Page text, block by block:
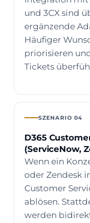
und 3CX sind
ergänzende
Häufiger
priorisieren
Tickets
SZENARIO 04
D365
(ServiceNow,
Wenn ein
oder Zendesk
Customer
ablösen.
werden